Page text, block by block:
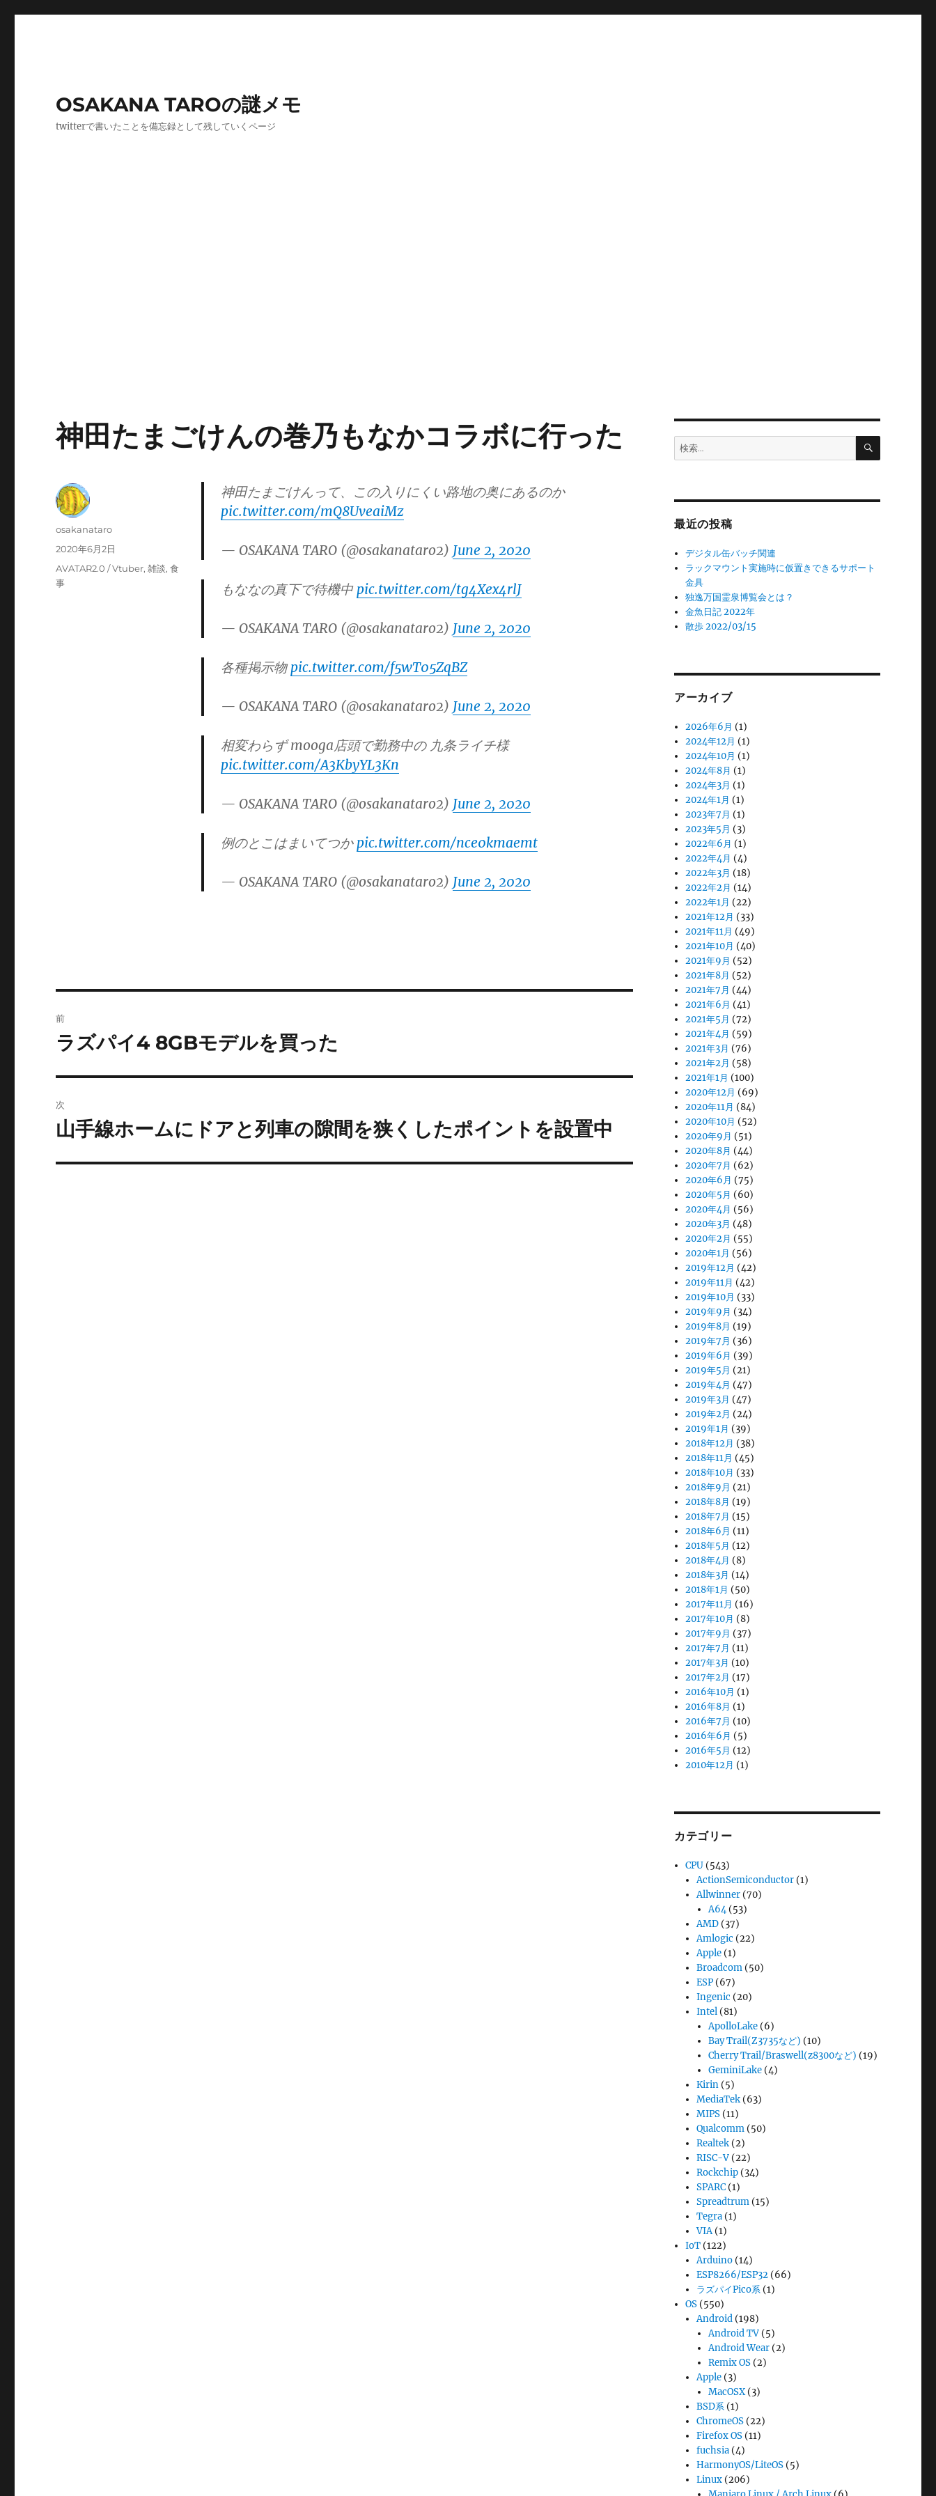
OSAKANA TAROの謎メモ
twitterで書いたことを備忘録として残していくページ
神田たまごけんの巻乃もなかコラボに行った
神田たまごけんって、この入りにくい路地の奥にあるのか
pic.twitter.com/mQ8UveaiMz
— OSAKANA TARO (@osakanataro2) June 2, 2020
もななの真下で待機中 pic.twitter.com/tg4Xex4rlJ
— OSAKANA TARO (@osakanataro2) June 2, 2020
各種掲示物pic.twitter.com/f5wT05ZqBZ
— OSAKANA TARO (@osakanataro2) June 2, 2020
相変わらず mooga店頭で勤務中の 九条ライチ様
pic.twitter.com/A3KbyYL3Kn
— OSAKANA TARO (@osakanataro2) June 2, 2020
例のとこはまいてつか pic.twitter.com/nce0kmaemt
— OSAKANA TARO (@osakanataro2) June 2, 2020
投
osakanataro
投
日:
2020年6月2日
カ
テ
AVATAR2.0 / Vtuber,雑談,食
事
稿
ゲ
前
前
投
稿:
ラズパイ4 8GBモデルを買った
次
次
投
山手線ホームにドアと列車の隙間を狭くしたポイントを設置中
検
索:
検
最近の投稿
デジタル缶バッチ関連
ラックマウント実施時に仮置きできるサポート
金具
独逸万国霊泉博覧会とは？
金魚日記 2022年
散歩 2022/03/15
アーカイブ
2026年6月 (1)
2024年12月 (1)
2024年10月 (1)
2024年8月 (1)
2024年3月 (1)
2024年1月 (1)
2023年7月 (1)
2023年5月 (3)
2022年6月 (1)
2022年4月 (4)
2022年3月 (18)
2022年2月 (14)
2022年1月 (22)
2021年12月 (33)
2021年11月 (49)
2021年10月 (40)
2021年9月 (52)
2021年8月 (52)
2021年7月 (44)
2021年6月 (41)
2021年5月 (72)
2021年4月 (59)
2021年3月 (76)
2021年2月 (58)
2021年1月 (100)
2020年12月 (69)
2020年11月 (84)
2020年10月 (52)
2020年9月 (51)
2020年8月 (44)
2020年7月 (62)
2020年6月 (75)
2020年5月 (60)
2020年4月 (56)
2020年3月 (48)
2020年2月 (55)
2020年1月 (56)
2019年12月 (42)
2019年11月 (42)
2019年10月 (33)
2019年9月 (34)
2019年8月 (19)
2019年7月 (36)
2019年6月 (39)
2019年5月 (21)
2019年4月 (47)
2019年3月 (47)
2019年2月 (24)
2019年1月 (39)
2018年12月 (38)
2018年11月 (45)
2018年10月 (33)
2018年9月 (21)
2018年8月 (19)
2018年7月 (15)
2018年6月 (11)
2018年5月 (12)
2018年4月 (8)
2018年3月 (14)
2018年1月 (50)
2017年11月 (16)
2017年10月 (8)
2017年9月 (37)
2017年7月 (11)
2017年3月 (10)
2017年2月 (17)
2016年10月 (1)
2016年8月 (1)
2016年7月 (10)
2016年6月 (5)
2016年5月 (12)
2010年12月 (1)
カテゴリー
CPU (543)
ActionSemiconductor (1)
Allwinner (70)
A64(53)
AMD (37)
Amlogic (22)
Apple (1)
Broadcom (50)
ESP (67)
Ingenic (20)
Intel (81)
ApolloLake(6)
Bay Trail(Z3735など) (10)
Cherry Trail/Braswell(z8300など) (19)
GeminiLake(4)
Kirin (5)
MediaTek (63)
MIPS (11)
Qualcomm (50)
Realtek (2)
RISC-V (22)
Rockchip (34)
SPARC (1)
Spreadtrum (15)
Tegra (1)
VIA(1)
IoT (122)
Arduino (14)
ESP8266/ESP32 (66)
ラズパイPico系 (1)
OS (550)
Android (198)
Android TV(5)
Android Wear(2)
Remix OS(2)
Apple (3)
MacOSX(3)
BSD系 (1)
ChromeOS (22)
Firefox OS (11)
fuchsia (4)
HarmonyOS/LiteOS (5)
Linux (206)